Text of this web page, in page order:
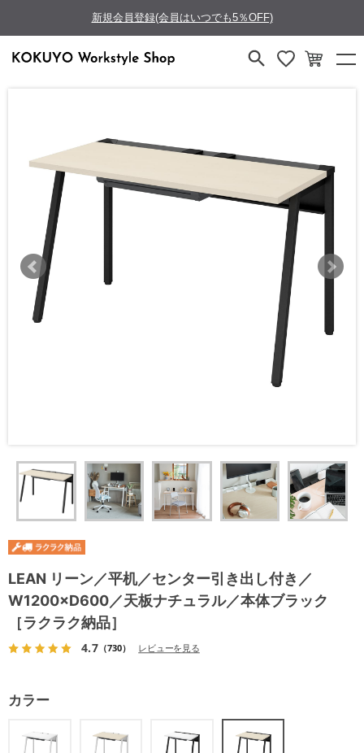
新規会員登録(会員はいつでも5％OFF)
LEAN リーン／平机／センター引き出し付き／
W1200×D600／天板ナチュラル／本体ブラック
［ラクラク納品］
4.7（730） レビューを見る
カラー